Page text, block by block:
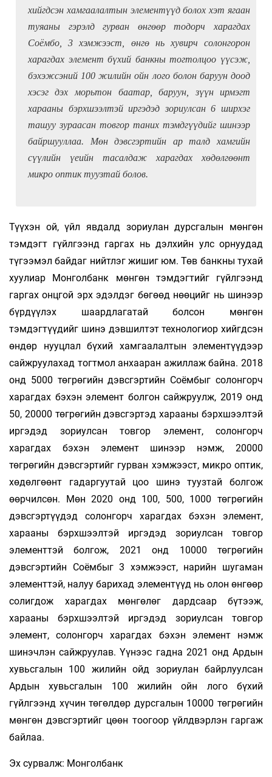
хийгдсэн хамгаалалтын элементүүд болох хэт ягаан
туяаны гэрэлд гурван өнгөөр тодорч харагдах
Соёмбо, 3 хэмжээст, өнгө нь хувирч солонгорон
харагдах элемент бүхий банкны тогтолцоо үүсэж,
бэхэжсэний 100 жилийн ойн лого болон баруун доод
хэсэг дэх морьтон баатар, баруун, зүүн ирмэгт
харааны бэрхшээлтэй иргэдэд зориулсан 6 ширхэг
ташуу зураасан товгор таних тэмдгүүдийг шинээр
байршууллаа. Мөн дэвсгэртийн ар талд хамгийн
сүүлийн үеийн тасалдаж харагдах хөдөлгөөнт
микро оптик туузтай болов.
Түүхэн ой, үйл явдалд зориулан дурсгалын мөнгөн
тэмдэгт гүйлгээнд гаргах нь дэлхийн улс орнуудад
түгээмэл байдаг нийтлэг жишиг юм. Төв банкны тухай
хуулиар Монголбанк мөнгөн тэмдэгтийг гүйлгээнд
гаргах онцгой эрх эдэлдэг бөгөөд нөөцийг нь шинээр
бүрдүүлэх шаардлагатай болсон мөнгөн
тэмдэгтүүдийг шинэ дэвшилтэт технологиор хийгдсэн
өндөр нууцлал бүхий хамгаалалтын элементүүдээр
сайжруулахад тогтмол анхааран ажиллаж байна. 2018
онд 5000 төгрөгийн дэвсгэртийн Соёмбыг солонгорч
харагдах бэхэн элемент болгон сайжруулж, 2019 онд
50, 20000 төгрөгийн дэвсгэртэд харааны бэрхшээлтэй
иргэдэд зориулсан товгор элемент, солонгорч
харагдах бэхэн элемент шинээр нэмж, 20000
төгрөгийн дэвсгэртийг гурван хэмжээст, микро оптик,
хөдөлгөөнт гадаргуутай цоо шинэ туузтай болгож
өөрчилсөн. Мөн 2020 онд 100, 500, 1000 төгрөгийн
дэвсгэртүүдэд солонгорч харагдах бэхэн элемент,
харааны бэрхшээлтэй иргэдэд зориулсан товгор
элементтэй болгож, 2021 онд 10000 төгрөгийн
дэвсгэртийн Соёмбыг 3 хэмжээст, нарийн шугаман
элементтэй, налуу барихад элементүүд нь олон өнгөөр
солигдож харагдах мөнгөлөг дардсаар бүтээж,
харааны бэрхшээлтэй иргэдэд зориулсан товгор
элемент, солонгорч харагдах бэхэн элемент нэмж
шинэчлэн сайжруулав. Үүнээс гадна 2021 онд Ардын
хувьсгалын 100 жилийн ойд зориулан байрлуулсан
Ардын хувьсгалын 100 жилийн ойн лого бүхий
гүйлгээнд хүчин төгөлдөр дурсгалын 10000 төгрөгийн
мөнгөн дэвсгэртийг цөөн тоогоор үйлдвэрлэн гаргаж
байлаа.
Эх сурвалж: Монголбанк